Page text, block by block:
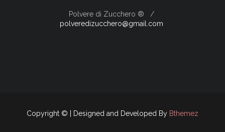
Polvere di Zucchero ®
polveredizucchero@gmail.com
Copyright © | Designed and Developed By Bthemez